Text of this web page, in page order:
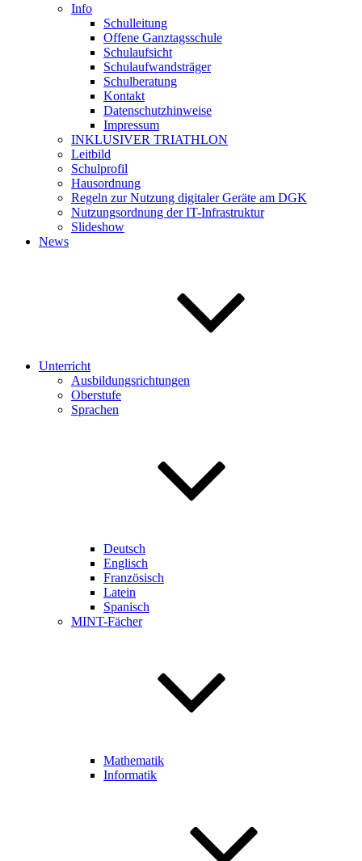
Info
Schulleitung
Offene Ganztagsschule
Schulaufsicht
Schulaufwandsträger
Schulberatung
Kontakt
Datenschutzhinweise
Impressum
INKLUSIVER TRIATHLON
Leitbild
Schulprofil
Hausordnung
Regeln zur Nutzung digitaler Geräte am DGK
Nutzungsordnung der IT-Infrastruktur
Slideshow
News
Unterricht
Ausbildungsrichtungen
Oberstufe
Sprachen
Deutsch
Englisch
Französisch
Latein
Spanisch
MINT-Fächer
Mathematik
Informatik